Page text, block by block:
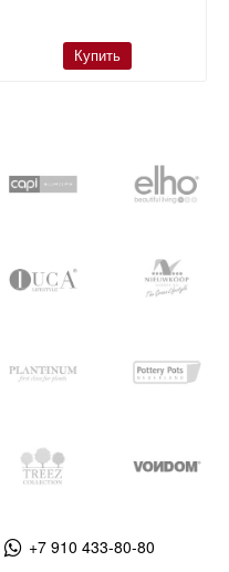
Купить
+7 910 433-80-80